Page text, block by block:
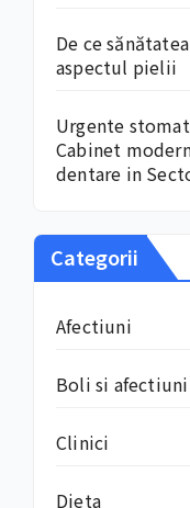
De ce
aspectul pielii
Urgente
Cabinet
dentare in
Categorii
Afectiuni
Boli si afectiuni
Clinici
Dieta